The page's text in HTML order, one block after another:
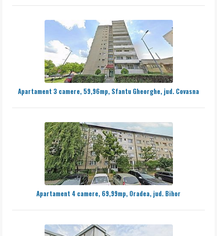
Apartament 3 camere, 59,96mp, Sfantu Gheorghe, jud. Covasna
Apartament 4 camere, 69,99mp, Oradea, jud. Bihor